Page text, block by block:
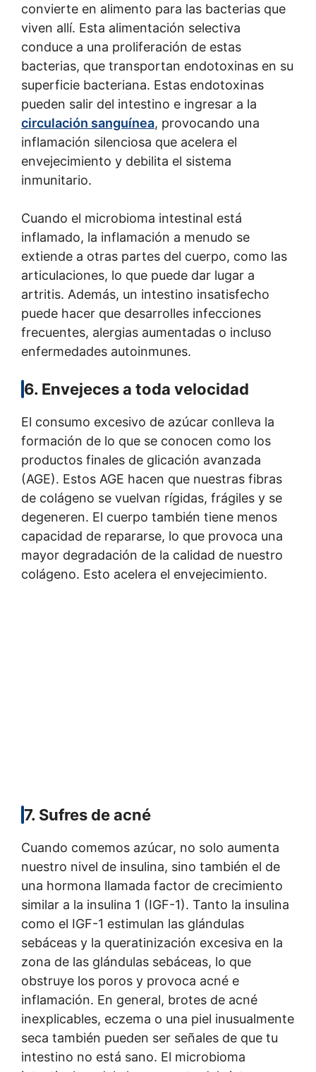
convierte en alimento para las bacterias que
viven allí. Esta alimentación selectiva
conduce a una proliferación de estas
bacterias, que transportan endotoxinas en su
superficie bacteriana. Estas endotoxinas
pueden salir del intestino e ingresar a la
circulación sanguínea, provocando una
inflamación silenciosa que acelera el
envejecimiento y debilita el sistema
inmunitario.
Cuando el microbioma intestinal está
inflamado, la inflamación a menudo se
extiende a otras partes del cuerpo, como las
articulaciones, lo que puede dar lugar a
artritis. Además, un intestino insatisfecho
puede hacer que desarrolles infecciones
frecuentes, alergias aumentadas o incluso
enfermedades autoinmunes.
6. Envejeces a toda velocidad
El consumo excesivo de azúcar conlleva la
formación de lo que se conocen como los
productos finales de glicación avanzada
(AGE). Estos AGE hacen que nuestras fibras
de colágeno se vuelvan rígidas, frágiles y se
degeneren. El cuerpo también tiene menos
capacidad de repararse, lo que provoca una
mayor degradación de la calidad de nuestro
colágeno. Esto acelera el envejecimiento.
7. Sufres de acné
Cuando comemos azúcar, no solo aumenta
nuestro nivel de insulina, sino también el de
una hormona llamada factor de crecimiento
similar a la insulina 1 (IGF-1). Tanto la insulina
como el IGF-1 estimulan las glándulas
sebáceas y la queratinización excesiva en la
zona de las glándulas sebáceas, lo que
obstruye los poros y provoca acné e
inflamación. En general, brotes de acné
inexplicables, eczema o una piel inusualmente
seca también pueden ser señales de que tu
intestino no está sano. El microbioma